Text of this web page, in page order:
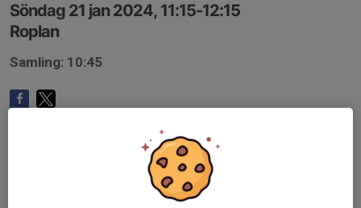
Söndag 21 jan 2024, 11:15-12:15
Roplan
Samling: 10:45